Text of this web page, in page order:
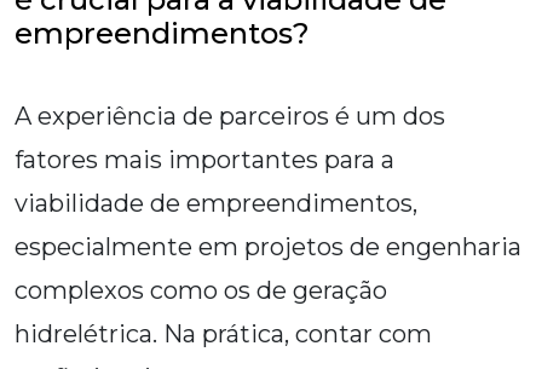
empreendimentos?
A experiência de parceiros é um dos
fatores mais importantes para a
viabilidade de empreendimentos,
especialmente em projetos de engenharia
complexos como os de geração
hidrelétrica. Na prática, contar com